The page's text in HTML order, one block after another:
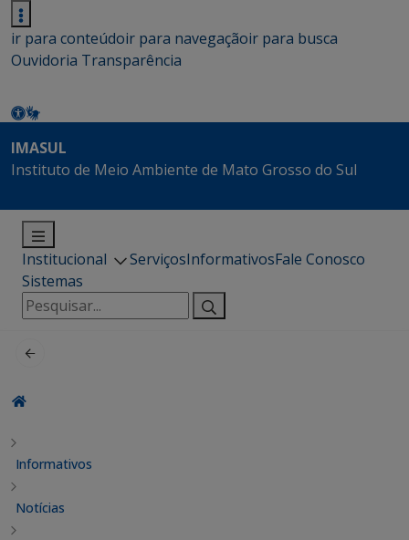
ir para conteúdoir para navegaçãoir para busca
Ouvidoria Transparência
IMASUL
Instituto de Meio Ambiente de Mato Grosso do Sul
Institucional ServiçosInformativosFale Conosco
Sistemas
Pesquisar
por:
Informativos
Notícias